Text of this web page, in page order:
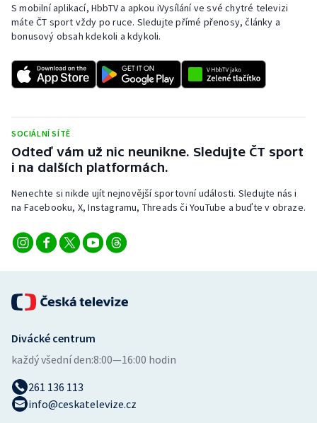
S mobilní aplikací, HbbTV a apkou iVysílání ve své chytré televizi
máte ČT sport vždy po ruce. Sledujte přímé přenosy, články a
bonusový obsah kdekoli a kdykoli.
SOCIÁLNÍ SÍTĚ
Odteď vám už nic neunikne. Sledujte ČT sport
i na dalších platformách.
Nenechte si nikde ujít nejnovější sportovní události. Sledujte nás i
na Facebooku, X, Instagramu, Threads či YouTube a buďte v obraze.
Divácké centrum
každý všední den:8:00—16:00 hodin
261 136 113
info@ceskatelevize.cz